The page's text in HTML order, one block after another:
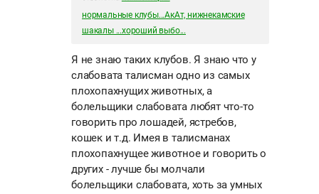
нормальные клубы...АкАт, нижнекамские
шакалы ...хороший выбо...
Я не знаю таких клубов. Я знаю что у
слабовата талисман одно из самых
плохопахнущих животных, а
болельщики слабовата любят что-то
говорить про лошадей, ястребов,
кошек и т.д. Имея в талисманах
плохопахнущее животное и говорить о
других - лучше бы молчали
болельщики слабовата, хоть за умных